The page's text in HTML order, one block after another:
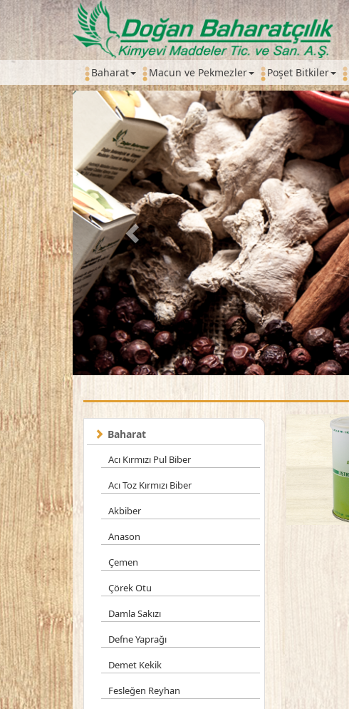
Baharat Macun ve Pekmezler Poşet Bitkiler
Baharat
Acı Kırmızı Pul Biber
Acı Toz Kırmızı Biber
Akbiber
Anason
Çemen
Çörek Otu
Damla Sakızı
Defne Yaprağı
Demet Kekik
Fesleğen Reyhan